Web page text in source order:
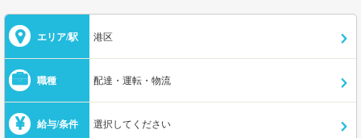
エリア/駅 港区
職種 配達・運転・物流
給与/条件 選択してください